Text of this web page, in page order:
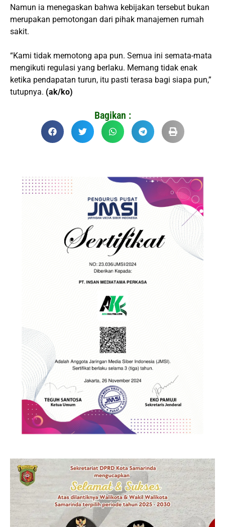
Namun ia menegaskan bahwa kebijakan tersebut bukan
merupakan pemotongan dari pihak manajemen rumah
sakit.
“Kami tidak memotong apa pun. Semua ini semata-mata
mengikuti regulasi yang berlaku. Memang tidak enak
ketika pendapatan turun, itu pasti terasa bagi siapa pun,”
tutupnya. (ak/ko)
Bagikan :